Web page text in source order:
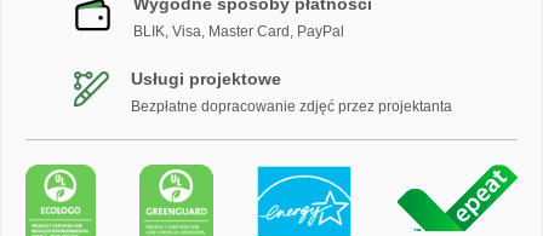
BLIK, Visa, Master Card, PayPal
Usługi projektowe
Bezpłatne dopracowanie zdjęć przez projektanta